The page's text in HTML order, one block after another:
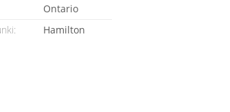
Ontario
Hamilton